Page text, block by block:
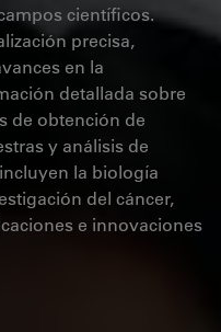
científicos.
precisa,
en la
detallada sobre
de obtención de
y análisis de
la biología
del cáncer,
e innovaciones